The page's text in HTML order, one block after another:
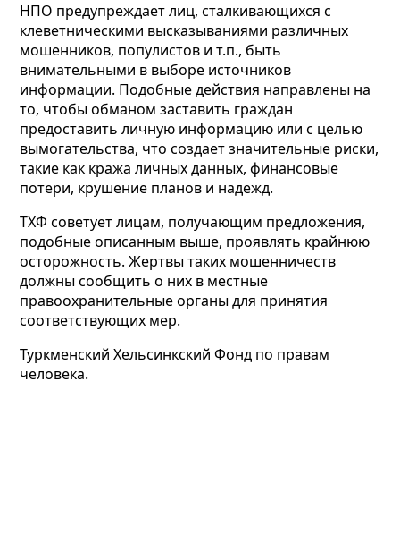
НПО предупреждает лиц, сталкивающихся с
клеветническими высказываниями различных
мошенников, популистов и т.п., быть
внимательными в выборе источников
информации. Подобные действия направлены на
то, чтобы обманом заставить граждан
предоставить личную информацию или с целью
вымогательства, что создает значительные риски,
такие как кража личных данных, финансовые
потери, крушение планов и надежд.
ТХФ советует лицам, получающим предложения,
подобные описанным выше, проявлять крайнюю
осторожность. Жертвы таких мошенничеств
должны сообщить о них в местные
правоохранительные органы для принятия
соответствующих мер.
Туркменский Хельсинкский Фонд по правам
человека.